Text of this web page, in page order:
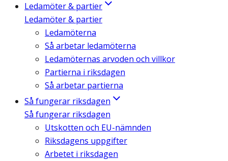
Ledamöter & partier
Ledamöter & partier
Ledamöterna
Så arbetar ledamöterna
Ledamöternas arvoden och villkor
Partierna i riksdagen
Så arbetar partierna
Så fungerar riksdagen
Så fungerar riksdagen
Utskotten och EU-nämnden
Riksdagens uppgifter
Arbetet i riksdagen